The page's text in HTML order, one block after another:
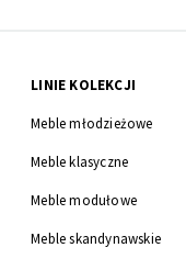
LINIE KOLEKCJI
Meble młodzieżowe
Meble klasyczne
Meble modułowe
Meble skandynawskie